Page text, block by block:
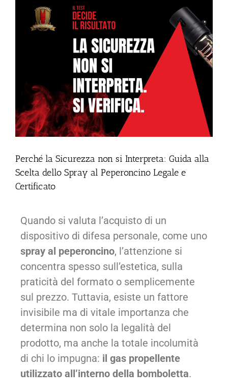
Perché la Sicurezza non si Interpreta: Guida alla
Scelta dello Spray al Peperoncino Legale e
Certificato
Quando si valuta l’acquisto di un
dispositivo di difesa personale, come uno
spray al peperoncino, l’attenzione si
concentra spesso sull’estetica, sulla
praticità del formato o semplicemente
sul prezzo. Tuttavia, esiste un fattore
invisibile ma di vitale importanza che
determina non solo la legalità del
prodotto, ma anche la totale incolumità
di chi lo impugna: il gas propellente
utilizzato all’interno della bomboletta.